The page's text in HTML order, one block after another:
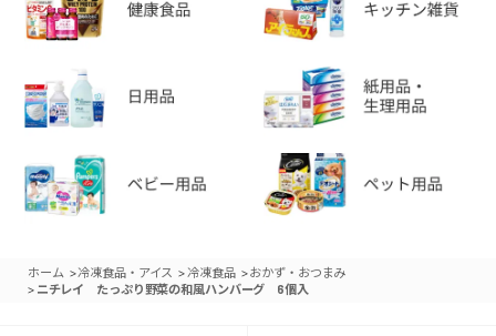
ホーム >冷凍食品・アイス > 冷凍食品 >おかず・おつまみ
> ニチレイ たっぷり野菜の和風ハンバーグ 6個入